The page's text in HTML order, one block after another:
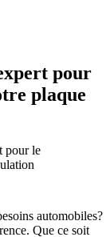
pour
plaque
pour le
automobiles?
Que ce soit